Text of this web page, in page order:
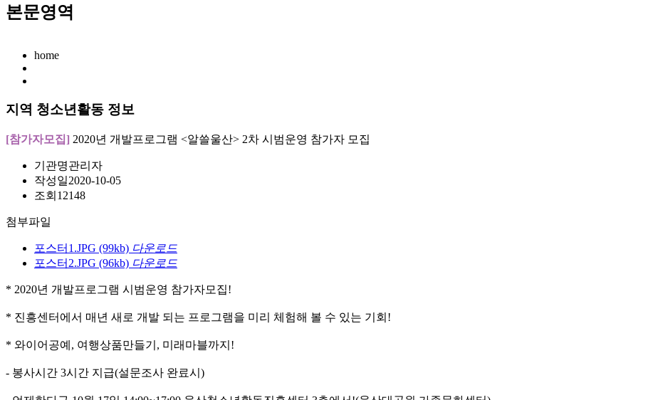
본문영역
home
지역 청소년활동 정보
[참가자모집] 2020년 개발프로그램 <알쓸울산> 2차 시범운영 참가자 모집
기관명관리자
작성일2020-10-05
조회 12148
첨부파일
포스터1.JPG (99kb) 다운로드
포스터2.JPG (96kb) 다운로드
* 2020년 개발프로그램 시범운영 참가자모집!
* 진흥센터에서 매년 새로 개발 되는 프로그램을 미리 체험해 볼 수 있는 기회!
* 와이어공예, 여행상품만들기, 미래마블까지!
- 봉사시간 3시간 지급(설문조사 완료시)